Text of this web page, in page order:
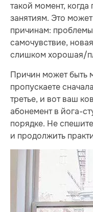
такой момент,
занятиям. Это
причинам:
самочувствие,
слишком хорошая/
Причин может быть
пропускаете
третье, и вот ваш
абонемент в йога-
порядке. Не
и продолжить